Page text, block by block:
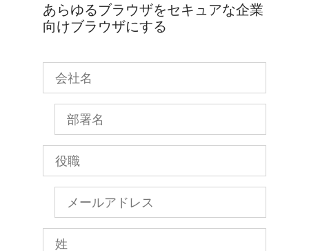
あらゆるブラウザをセキュアな企業
向けブラウザにする